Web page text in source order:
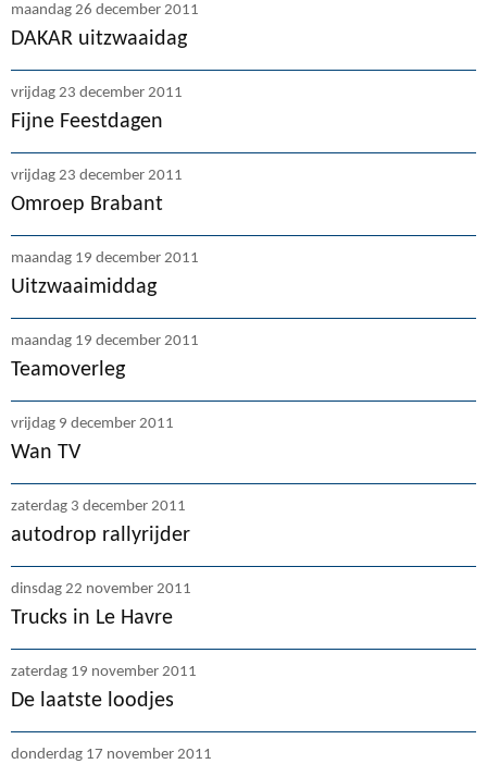
maandag 26 december 2011
DAKAR uitzwaaidag
vrijdag 23 december 2011
Fijne Feestdagen
vrijdag 23 december 2011
Omroep Brabant
maandag 19 december 2011
Uitzwaaimiddag
maandag 19 december 2011
Teamoverleg
vrijdag 9 december 2011
Wan TV
zaterdag 3 december 2011
autodrop rallyrijder
dinsdag 22 november 2011
Trucks in Le Havre
zaterdag 19 november 2011
De laatste loodjes
donderdag 17 november 2011